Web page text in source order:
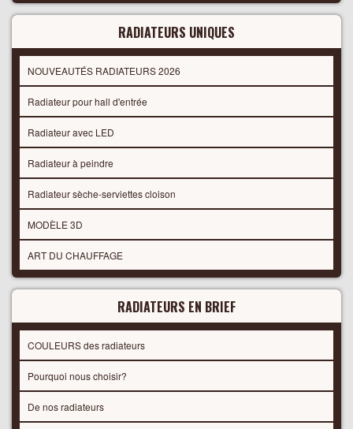
RADIATEURS UNIQUES
NOUVEAUTÉS RADIATEURS 2026
Radiateur pour hall d'entrée
Radiateur avec LED
Radiateur à peindre
Radiateur sèche-serviettes cloison
MODÈLE 3D
ART DU CHAUFFAGE
RADIATEURS EN BRIEF
COULEURS des radiateurs
Pourquoi nous choisir?
De nos radiateurs